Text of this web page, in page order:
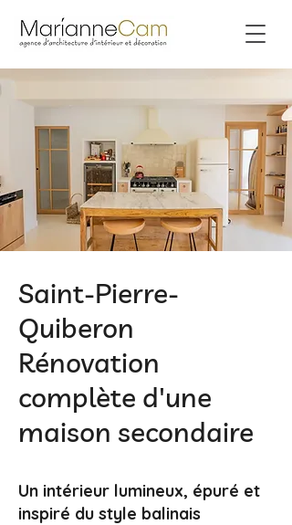
Saint-Pierre-
Quiberon
Rénovation
complète d'une
maison secondaire
Un intérieur lumineux, épuré et
inspiré du style balinais